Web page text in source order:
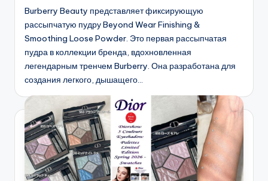
Burberry Beauty представляет фиксирующую
рассыпчатую пудру Beyond Wear Finishing &
Smoothing Loose Powder. Это первая рассыпчатая
пудра в коллекции бренда, вдохновленная
легендарным тренчем Burberry. Она разработана для
создания легкого, дышащего…